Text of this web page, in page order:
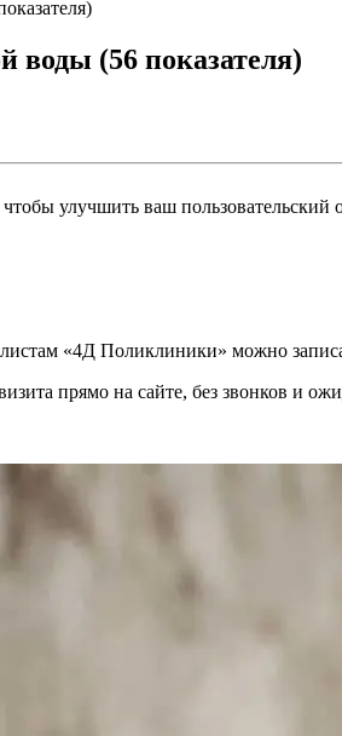
воды (56 показателя)
чтобы улучшить ваш
«4Д Поликлиники» можно
прямо на сайте, без звонков и